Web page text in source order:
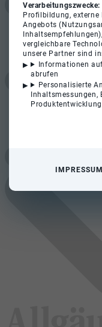
Verarbeitungszwecke:
Profilbildung, externe
Angebots
vergleichbare
unsere Partner sind
Informationen
abrufen
Personalisierte
Inhaltsmessungen,
IMPRESSUM